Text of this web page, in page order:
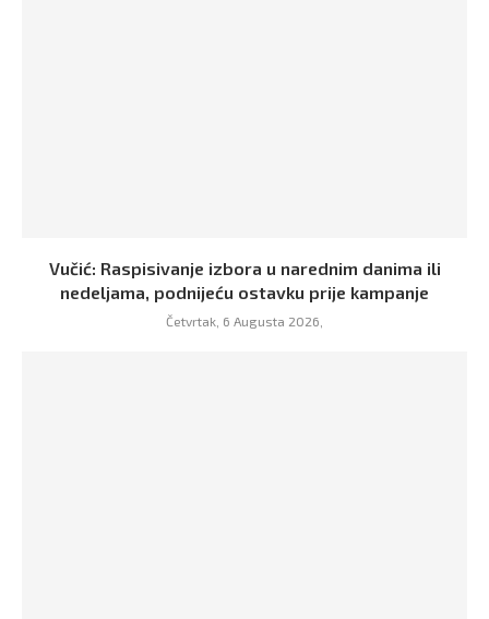
Vučić: Raspisivanje izbora u narednim danima ili
nedeljama, podnijeću ostavku prije kampanje
Četvrtak, 6 Augusta 2026,